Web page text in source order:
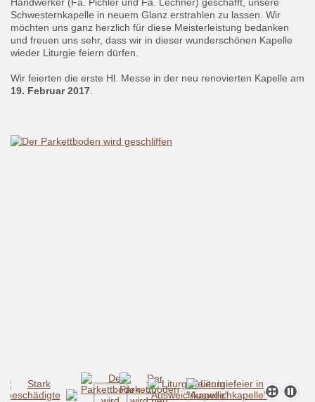
Handwerker (Fa. Pichler und Fa. Lechner) geschafft, unsere
Schwesternkapelle in neuem Glanz erstrahlen zu lassen. Wir
möchten uns ganz herzlich für diese Meisterleistung bedanken
und freuen uns sehr, dass wir in dieser wunderschönen Kapelle
wieder Liturgie feiern dürfen.
Wir feierten die erste Hl. Messe in der neu renovierten Kapelle am
19. Februar 2017.